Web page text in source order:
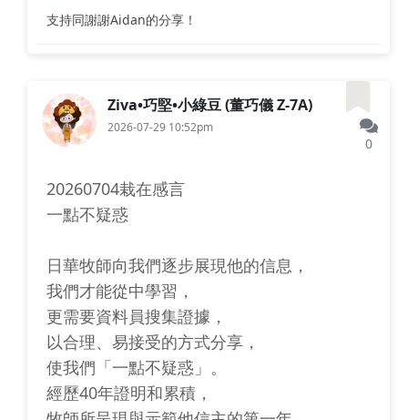
支持同謝謝Aidan的分享！
Ziva•巧堅•小綠豆 (董巧儀 Z-7A)
2026-07-29 10:52pm
0
20260704栽在感言
一點不疑惑
日華牧師向我們逐步展現他的信息，
我們才能從中學習，
更需要資料員搜集證據，
以合理、易接受的方式分享，
使我們「一點不疑惑」。
經歷40年證明和累積，